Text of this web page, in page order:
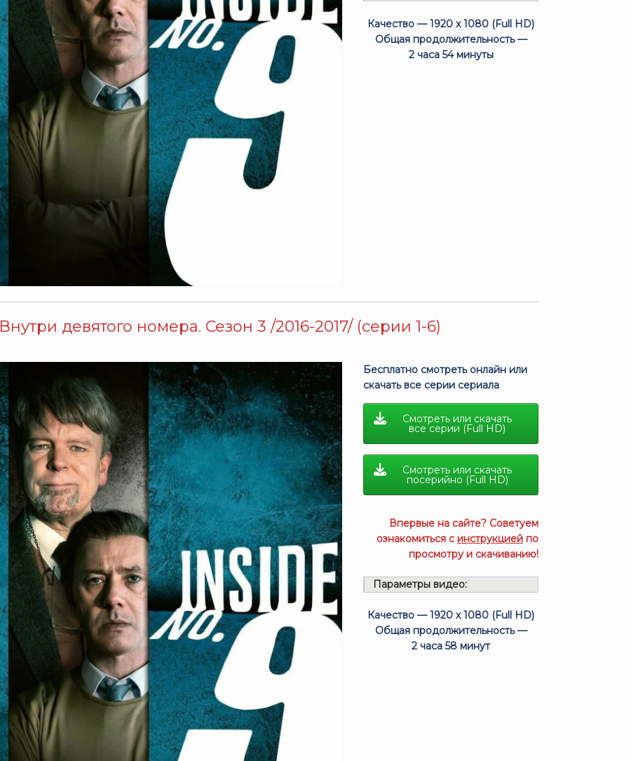
Качество — 1920 x 1080 (Full HD)
Общая продолжительность —
2 часа 54 минуты
Внутри девятого номера. Сезон 3 /2016-2017/ (серии 1-6)
Бесплатно смотреть онлайн или
скачать все серии сериала
Смотреть или скачать
все серии (Full HD)
Смотреть или скачать
посерийно (Full HD)
Впервые на сайте? Советуем
ознакомиться с инструкцией по
просмотру и скачиванию!
Параметры видео:
Качество — 1920 x 1080 (Full HD)
Общая продолжительность —
2 часа 58 минут